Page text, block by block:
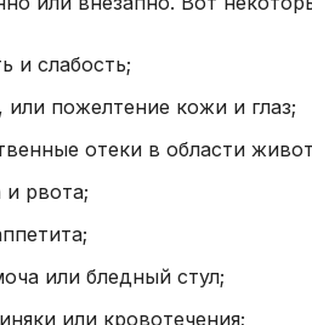
и слабость;
или пожелтение кожи и глаз;
отеки в области
рвота;
или бледный стул;
или кровотечения;